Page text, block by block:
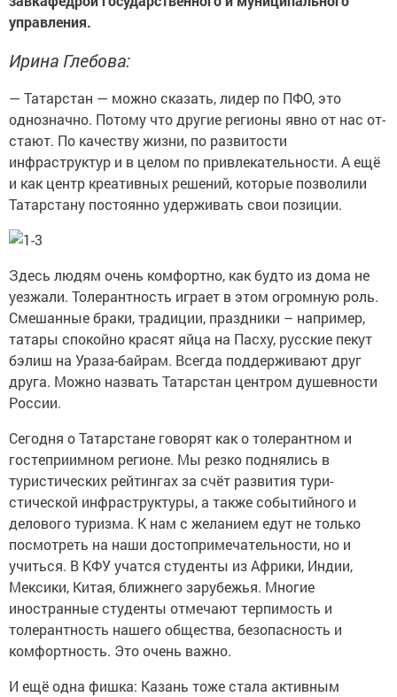
управления.
Ирина Глебова:
— Татарстан — можно сказать, лидер по ПФО, это
однозначно. Потому что другие регионы явно от нас от­
стают. По качеству жизни, по раз­витости
инфраструктур и в целом по привлекательности. А ещё
и как центр креативных решений, кото­рые позволили
Татарстану постоянно удерживать свои позиции.
Здесь людям очень комфортно, как будто из дома не
уезжали. Толе­рантность играет в этом огромную роль.
Смешанные браки, традиции, праздники – например,
татары спокойно красят яйца на Пасху, русские пекут
бэлиш на Ураза-байрам. Всегда поддерживают друг
друга. Можно назвать Татарстан центром душевности
России.
Сегодня о Татарстане го­ворят как о толерантном и
гостепри­имном регионе. Мы резко поднялись в
туристических рейтингах за счёт развития тури­
стической инфраструктуры, а также событийного и
делового туризма. К нам с желанием едут не толь­ко
посмотреть на наши достопримечательности, но и
учиться. В КФУ учатся студенты из Африки, Индии,
Мексики, Китая, ближнего зарубежья. Мно­гие
иностранные студенты отмечают терпимость и
толерантность нашего общества, безопасность и
комфортность. Это очень важно.
И ещё одна фишка: Казань тоже стала активным